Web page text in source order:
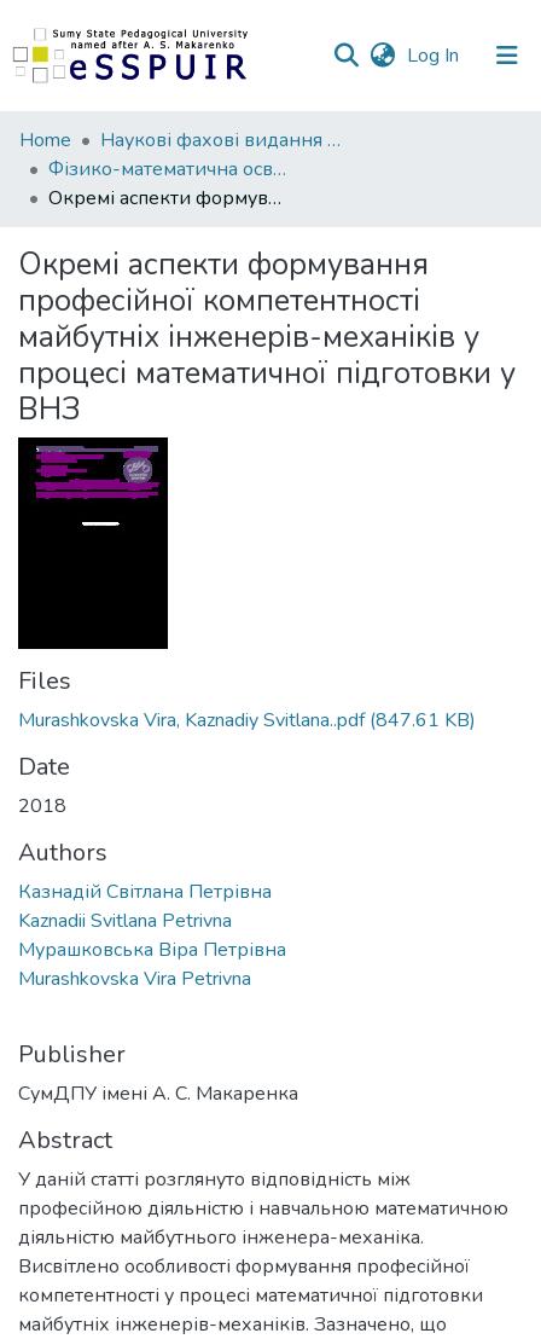
Log In (current)
Communities
&
Collections
Statistics
Home
Наукові фахові видання СумДПУ
Фізико-математична освіта
Окремі аспекти формування професійної компетентності майбутніх інженерів-механіків у процесі математичної підготовки у ВНЗ
Окремі аспекти формування
професійної компетентності
майбутніх інженерів-механіків у
процесі математичної підготовки у
ВНЗ
Files
Murashkovska Vira, Kaznadiy Svitlana..pdf(847.61 KB)
Date
2018
Authors
Казнадій Світлана Петрівна
Kaznadii Svitlana Petrivna
Мурашковська Віра Петрівна
Murashkovska Vira Petrivna
Publisher
СумДПУ імені А. С. Макаренка
Abstract
У даній статті розглянуто відповідність між
професійною діяльністю і навчальною математичною
діяльністю майбутнього інженера-механіка.
Висвітлено особливості формування професійної
компетентності у процесі математичної підготовки
майбутніх інженерів-механіків. Зазначено, що